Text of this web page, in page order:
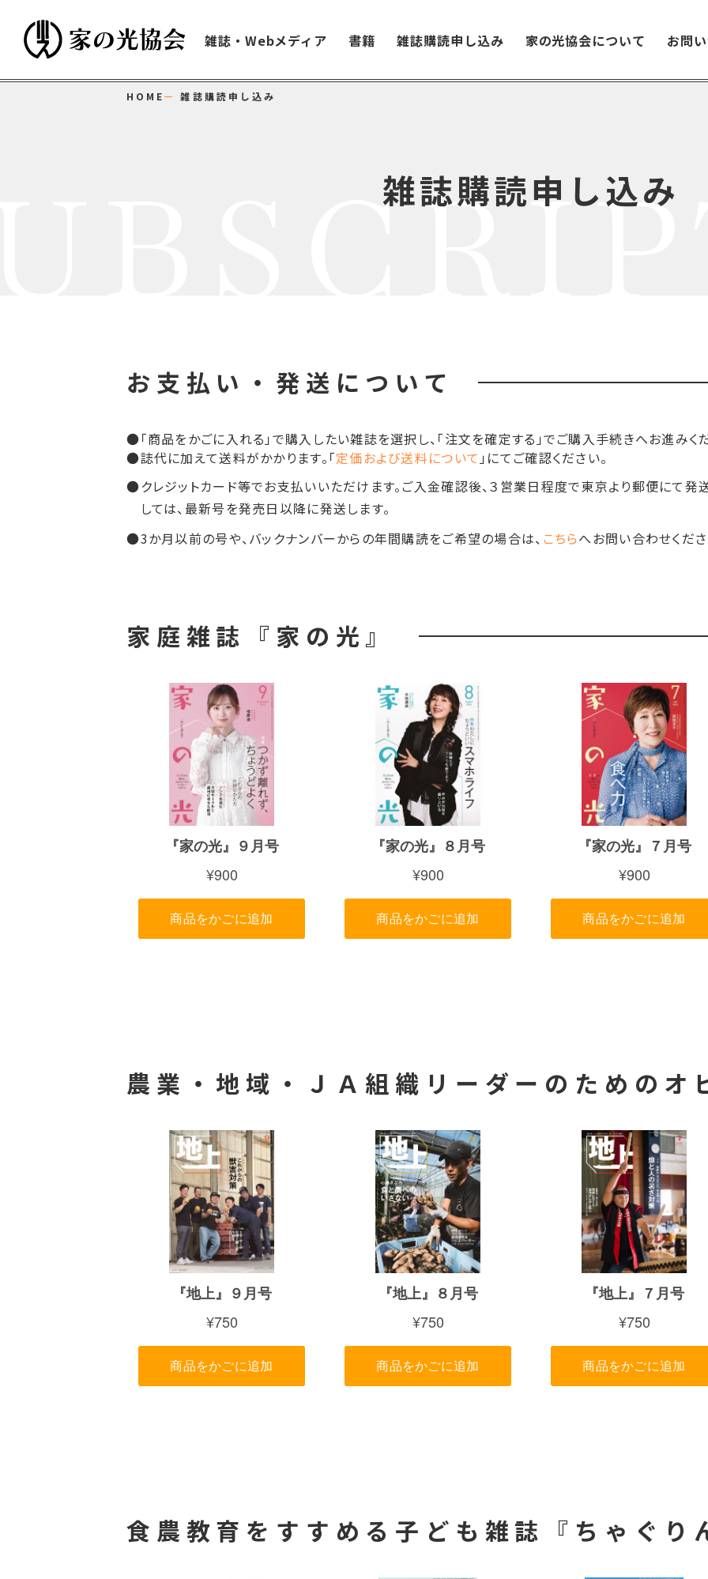
雑誌・Webメディア 書籍 雑誌購読申し込み 家の光協会について お問
HOME 雑誌購読申し込み
雑誌購読申し込み
お支払い・発送について
●「商品をかごに入れる」で購入したい雑誌を選択し、「注文を確定する」でご購入手続きへお進みく
●誌代に加えて送料がかかります。「定価および送料について 」にてご確認ください。
●クレジットカード等でお支払いいただけます。ご入金確認後、３営業日程度で東京より郵便にて発
しては、最新号を発売日以降に発送します。
●3か月以前の号や、バックナンバーからの年間購読をご希望の場合は、 こちらへお問い合わせくださ
家庭雑誌『家の光』
農業・地域・ＪＡ組織リーダーのためのオ
食農教育をすすめる子ども雑誌『ちゃぐり